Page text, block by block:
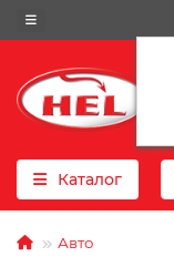
Каталог
Авто